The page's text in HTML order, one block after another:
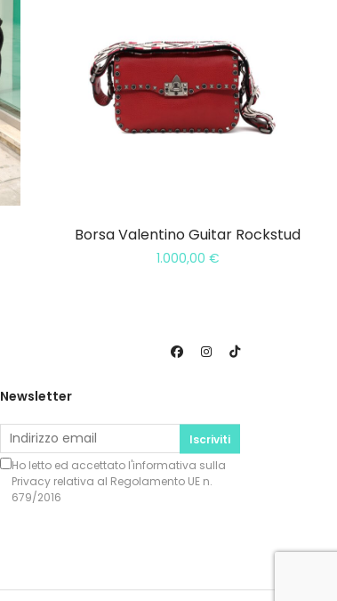
Borsa Valentino Guitar Rockstud
1.000,00 €
Newsletter
Iscriviti
Ho letto ed accettato l'informativa sulla
Privacyrelativa al Regolamento UE n.
679/2016